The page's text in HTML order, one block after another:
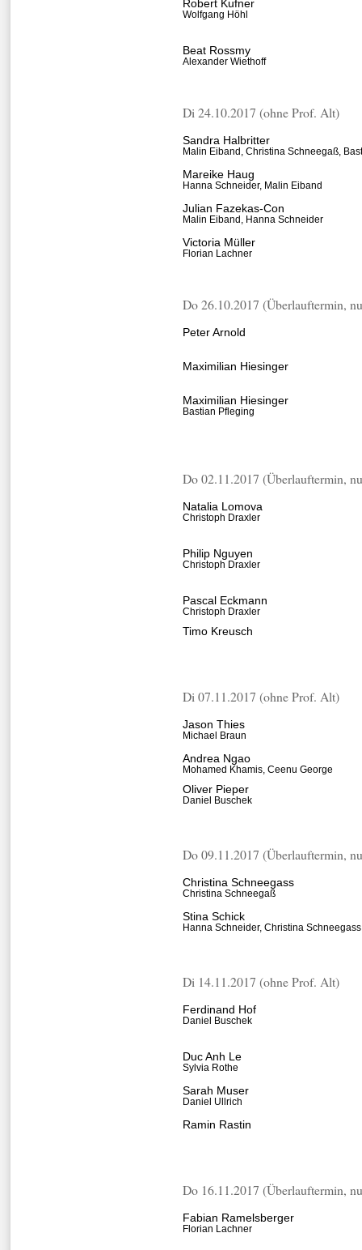
Robert Kufner
Wolfgang Höhl
Beat Rossmy
Alexander Wiethoff
Di 24.10.2017 (ohne Prof. Alt)
Sandra Halbritter
Malin Eiband, Christina Schneegaß,
Mareike Haug
Hanna Schneider, Malin Eiband
Julian Fazekas-Con
Malin Eiband, Hanna Schneider
Victoria Müller
Florian Lachner
Do 26.10.2017 (Überlauftermin,
Peter Arnold
Maximilian Hiesinger
Maximilian Hiesinger
Bastian Pfleging
Do 02.11.2017 (Überlauftermin,
Natalia Lomova
Christoph Draxler
Philip Nguyen
Christoph Draxler
Pascal Eckmann
Christoph Draxler
Timo Kreusch
Di 07.11.2017 (ohne Prof. Alt)
Jason Thies
Michael Braun
Andrea Ngao
Mohamed Khamis, Ceenu George
Oliver Pieper
Daniel Buschek
Do 09.11.2017 (Überlauftermin,
Christina Schneegass
Christina Schneegaß
Stina Schick
Hanna Schneider, Christina Schneegass
Di 14.11.2017 (ohne Prof. Alt)
Ferdinand Hof
Daniel Buschek
Duc Anh Le
Sylvia Rothe
Sarah Muser
Daniel Ullrich
Ramin Rastin
Do 16.11.2017 (Überlauftermin,
Fabian Ramelsberger
Florian Lachner